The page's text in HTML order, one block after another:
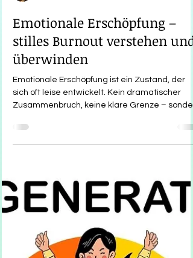
Emotionale Erschöpfung –
stilles Burnout verstehen und
überwinden
Emotionale Erschöpfung ist ein Zustand, der
ein schleichendes Gefühl von innerer
Phänomen wird häufig als stilles Burnout
bezeichnet. Es betrifft Menschen, die lange
stark waren, viel getragen haben und selten